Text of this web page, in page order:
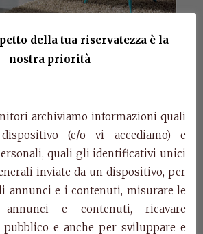
della tua riservatezza è la
nostra priorità
archiviamo informazioni quali
(e/o vi accediamo) e
quali gli identificativi unici
inviate da un dispositivo, per
annunci e i contenuti, misurare le
e contenuti, ricavare
e anche per sviluppare e